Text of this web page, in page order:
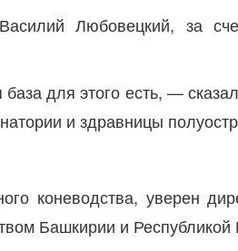
Любовецкий, за
для этого есть, —
и здравницы
коневодства, уверен
Башкирии и